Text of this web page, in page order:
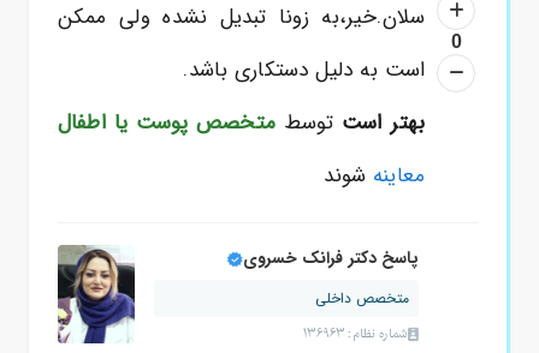
0
سلان.خیر،به زونا تبدیل نشده ولی ممکن
است به دلیل دستکاری باشد.
بهتر است توسطمتخصص پوست یا اطفال
معاینه شوند
پاسخ دکتر فرانک خسروی
متخصص داخلی
شماره نظام: 136963